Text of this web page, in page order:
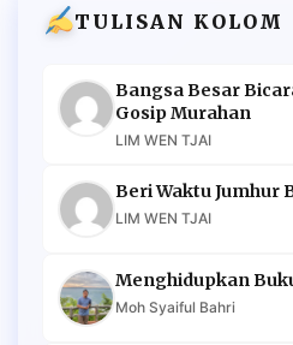
TULISAN KOLOM
Bangsa Besar
Gosip Murahan
LIM WEN TJAI
Beri Waktu Jumhur
LIM WEN TJAI
Menghidupkan
Moh Syaiful Bahri